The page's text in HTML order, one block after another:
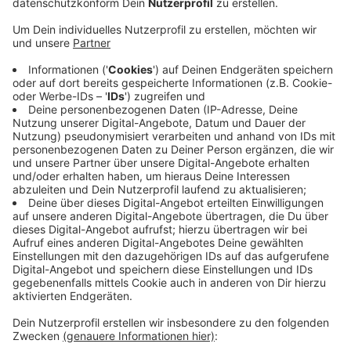
Die Gemeinde Havixbeck möchte die Schulstraße in
eine Fahrradstraße umwandeln und wartet aktuell auf
das Okay des Straßenverkehrsamtes des Kreises. Sie
hofft, dass es zügig noch in diesem Jahr kommt.
Geplant ist aus der Schulstraße teilweise eine
Einbahnstraße zu machen. Bislang ist die Schulstraße
stark befahren durch den Verkehr unter anderem zur
Gesamtschule, zum Rathaus und zum Friedhof. Mit der
Lösung hier mehr Ruhe zu schaffen, sind Anwohner auf
einer aktuellen Infoveranstaltung durchweg
einverstanden gewesen. Auf Fahrradstraßen haben
Radfahrer absoluten Vorrang.